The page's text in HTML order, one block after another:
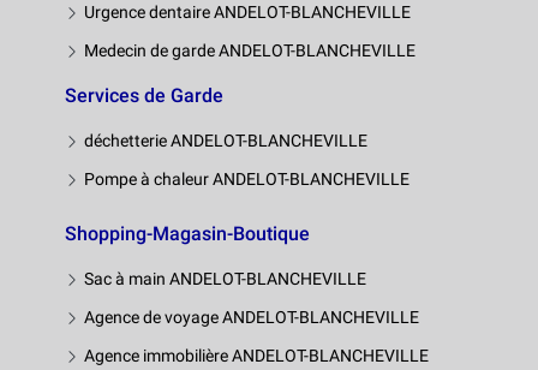
Urgence dentaire ANDELOT-BLANCHEVILLE
Medecin de garde ANDELOT-BLANCHEVILLE
Services de Garde
déchetterie ANDELOT-BLANCHEVILLE
Pompe à chaleur ANDELOT-BLANCHEVILLE
Shopping-Magasin-Boutique
Sac à main ANDELOT-BLANCHEVILLE
Agence de voyage ANDELOT-BLANCHEVILLE
Agence immobilière ANDELOT-BLANCHEVILLE